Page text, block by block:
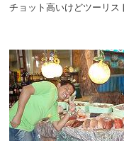
チョット高いけどツーリ